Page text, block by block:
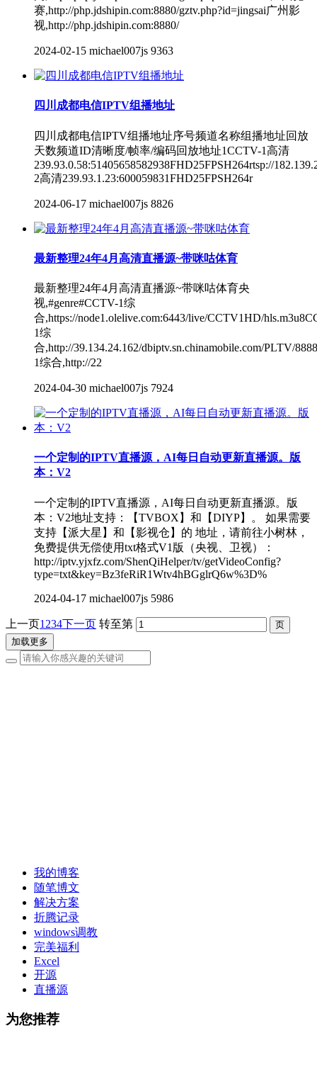
赛,http://php.jdshipin.com:8880/gztv.php?id=jingsai广州影
视,http://php.jdshipin.com:8880/
2024-02-15 michael007js 9363
四川成都电信IPTV组播地址
四川成都电信IPTV组播地址序号频道名称组播地址回放
天数频道ID清晰度/帧率/编码回放地址1CCTV-1高清
239.93.0.58:51405658582938FHD25FPSH264rtsp://
2高清239.93.1.23:600059831FHD25FPSH264r
2024-06-17 michael007js 8826
最新整理24年4月高清直播源~带咪咕体育
最新整理24年4月高清直播源~带咪咕体育央
视,#genre#CCTV-1综
合,https://node1.olelive.com:6443/live/CCTV1HD/
1综
合,http://39.134.24.162/dbiptv.sn.chinamobile.com/PLTV/
1综合,http://22
2024-04-30 michael007js 7924
一个定制的IPTV直播源，AI每日自动更新直播源。版
本：V2
一个定制的IPTV直播源，AI每日自动更新直播源。版
本：V2地址支持：【TVBOX】和【DIYP】。 如果需要
支持【派大星】和【影视仓】的 地址，请前往小树林，
免费提供无偿使用txt格式V1版（央视、卫视）：
http://iptv.yjxfz.com/ShenQiHelper/tv/getVideoConfig?
type=txt&key=Bz3feRiR1Wtv4hBGglrQ6w%3D%
2024-04-17 michael007js 5986
上一页1 234下一页 转至第
加载更多
我的博客
随笔博文
解决方案
折腾记录
windows调教
完美福利
Excel
开源
直播源
为您推荐